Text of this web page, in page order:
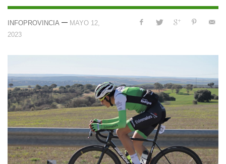
INFOPROVINCIA — MAYO 12,
2023